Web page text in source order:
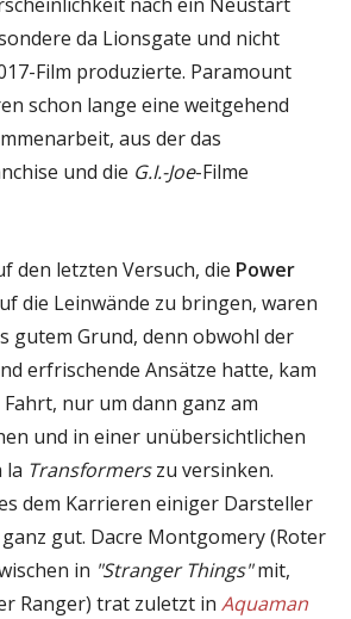
da Lionsgate und nicht
Film produzierte. Paramount
schon lange eine weitgehend
aus der das
und die G.I.-Joe-Filme
den letzten Versuch, die Power
die Leinwände zu bringen, waren
gutem Grund, denn obwohl der
erfrischende Ansätze hatte, kam
nur um dann ganz am
und in einer unübersichtlichen
la Transformerszu versinken.
dem Karrieren einiger Darsteller
gut. Dacre Montgomery (Roter
in "Stranger Things"mit,
Ranger) trat zuletzt in Aquaman